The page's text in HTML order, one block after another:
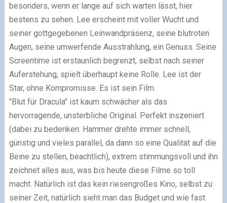
besonders, wenn er lange auf sich warten lässt, hier
bestens zu sehen. Lee erscheint mit voller Wucht und
seiner gottgegebenen Leinwandpräsenz, seine blutroten
Augen, seine umwerfende Ausstrahlung, ein Genuss. Seine
Screentime ist erstaunlich begrenzt, selbst nach seiner
Auferstehung, spielt überhaupt keine Rolle. Lee ist der
Star, ohne Kompromisse. Es ist sein Film.
"Blut für Dracula" ist kaum schwächer als das
hervorragende, unsterbliche Original. Perfekt inszeniert
(dabei zu bedenken: Hammer drehte immer schnell,
günstig und vieles parallel, da dann so eine Qualität auf die
Beine zu stellen, beachtlich), extrem stimmungsvoll und ihn
zeichnet alles aus, was bis heute diese Filme so toll
macht. Natürlich ist das kein riesengroßes Kino, selbst zu
seiner Zeit, natürlich sieht man das Budget und wie fast